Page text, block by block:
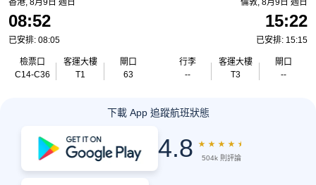
香港, 8月9日 週日
08:52
已安排: 08:05
檢票口
C14-C36
客運大樓
T1
閘口
63
倫敦, 8月9日 週日
15:22
已安排: 15:15
行李
--
客運大樓
T3
閘口
--
下載 App 追蹤航班狀態
4.8 ★ ★ ★ ★ ★
504k 則評論